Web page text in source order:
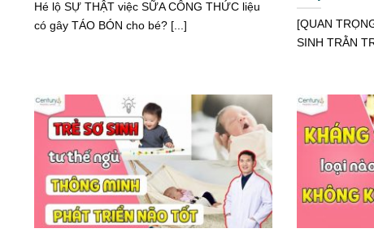
Hé lộ SỰ THẬT việc SỮA CÔNG THỨC liệu
có gây TÁO BÓN cho bé? [...]
[QUAN
SINH TRẰN